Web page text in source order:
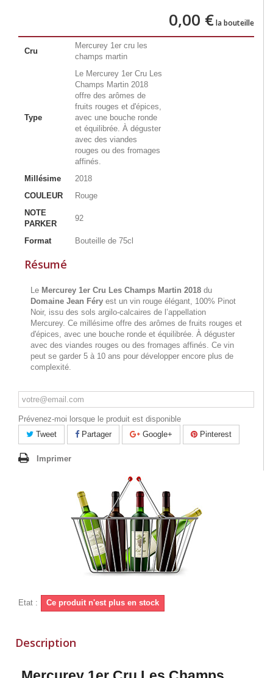
0,00 €la bouteille
Cru
Mercurey 1er cru les
champs martin
Type
Le Mercurey 1er Cru Les
Champs Martin 2018
offre des arômes de
fruits rouges et d'épices,
avec une bouche ronde
et équilibrée. À déguster
avec des viandes
rouges ou des fromages
affinés.
Millésime
2018
COULEUR
Rouge
NOTE
PARKER
92
Format Bouteille de 75cl
Résumé
Le Mercurey 1er Cru Les Champs Martin 2018 du
Domaine Jean Féry est un vin rouge élégant, 100% Pinot
Noir, issu des sols argilo-calcaires de l’appellation
Mercurey. Ce millésime offre des arômes de fruits rouges et
d'épices, avec une bouche ronde et équilibrée. À déguster
avec des viandes rouges ou des fromages affinés. Ce vin
peut se garder 5 à 10 ans pour développer encore plus de
complexité.
Prévenez-moi lorsque le produit est disponible
Tweet
Partager Google+ Pinterest
Imprimer
Etat : Ce produit n'est plus en stock
Description